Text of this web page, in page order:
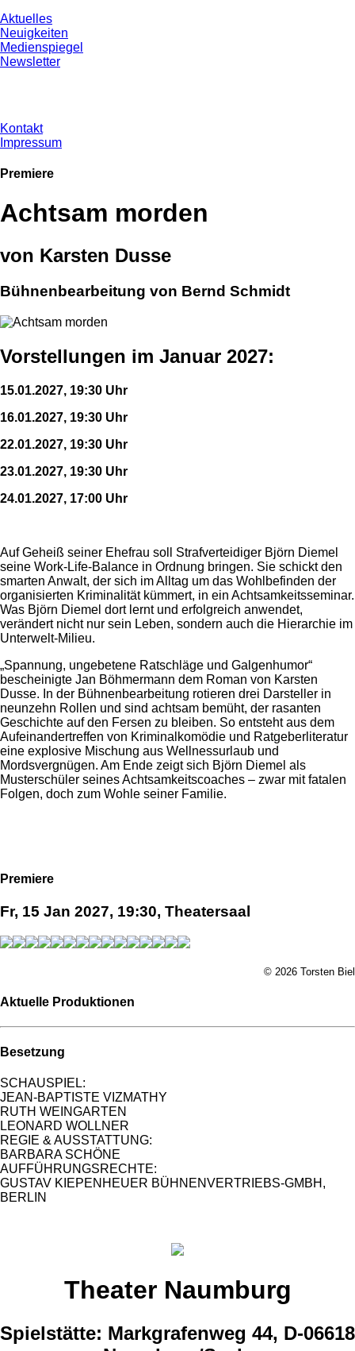
Aktuelles
Neuigkeiten
Medienspiegel
Newsletter
Kontakt
Impressum
Premiere
Achtsam morden
von Karsten Dusse
Bühnenbearbeitung von Bernd Schmidt
Vorstellungen im Januar 2027:
15.01.2027, 19:30 Uhr
16.01.2027, 19:30 Uhr
22.01.2027, 19:30 Uhr
23.01.2027, 19:30 Uhr
24.01.2027, 17:00 Uhr
Auf Geheiß seiner Ehefrau soll Strafverteidiger Björn Diemel
seine Work-Life-Balance in Ordnung bringen. Sie schickt den
smarten Anwalt, der sich im Alltag um das Wohlbefinden der
organisierten Kriminalität kümmert, in ein Achtsamkeitsseminar.
Was Björn Diemel dort lernt und erfolgreich anwendet,
verändert nicht nur sein Leben, sondern auch die Hierarchie im
Unterwelt-Milieu.
„Spannung, ungebetene Ratschläge und Galgenhumor“
bescheinigte Jan Böhmermann dem Roman von Karsten
Dusse. In der Bühnenbearbeitung rotieren drei Darsteller in
neunzehn Rollen und sind achtsam bemüht, der rasanten
Geschichte auf den Fersen zu bleiben. So entsteht aus dem
Aufeinandertreffen von Kriminalkomödie und Ratgeberliteratur
eine explosive Mischung aus Wellnessurlaub und
Mordsvergnügen. Am Ende zeigt sich Björn Diemel als
Musterschüler seines Achtsamkeitscoaches – zwar mit fatalen
Folgen, doch zum Wohle seiner Familie.
Premiere
Fr, 15 Jan 2027, 19:30, Theatersaal
© 2026 Torsten Biel
Aktuelle Produktionen
Besetzung
SCHAUSPIEL:
JEAN-BAPTISTE VIZMATHY
RUTH WEINGARTEN
LEONARD WOLLNER
REGIE & AUSSTATTUNG:
BARBARA SCHÖNE
AUFFÜHRUNGSRECHTE:
GUSTAV KIEPENHEUER BÜHNENVERTRIEBS-GMBH,
BERLIN
Theater Naumburg
Spielstätte: Markgrafenweg 44, D-06618